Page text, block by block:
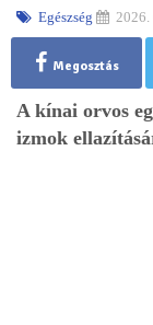
Egészség 2026.
Megosztás
A kínai orvos
izmok